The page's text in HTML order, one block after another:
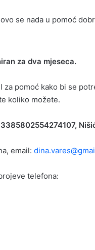
se nada u pomoć
za dva mjeseca.
pomoć kako bi se
koliko možete.
email:
telefona: